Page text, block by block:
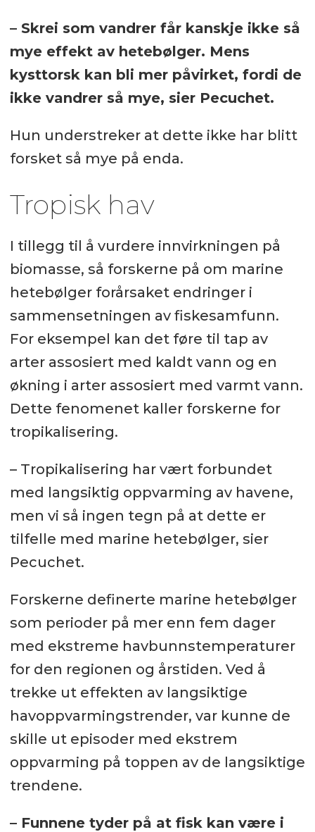
– Skrei som vandrer får kanskje ikke så
mye effekt av hetebølger. Mens
kysttorsk kan bli mer påvirket, fordi de
ikke vandrer så mye, sier Pecuchet.
Hun understreker at dette ikke har blitt
forsket så mye på enda.
Tropisk hav
I tillegg til å vurdere innvirkningen på
biomasse, så forskerne på om marine
hetebølger forårsaket endringer i
sammensetningen av fiskesamfunn.
For eksempel kan det føre til tap av
arter assosiert med kaldt vann og en
økning i arter assosiert med varmt vann.
Dette fenomenet kaller forskerne for
tropikalisering.
– Tropikalisering har vært forbundet
med langsiktig oppvarming av havene,
men vi så ingen tegn på at dette er
tilfelle med marine hetebølger, sier
Pecuchet.
Forskerne definerte marine hetebølger
som perioder på mer enn fem dager
med ekstreme havbunnstemperaturer
for den regionen og årstiden. Ved å
trekke ut effekten av langsiktige
havoppvarmingstrender, var kunne de
skille ut episoder med ekstrem
oppvarming på toppen av de langsiktige
trendene.
– Funnene tyder på at fisk kan være i